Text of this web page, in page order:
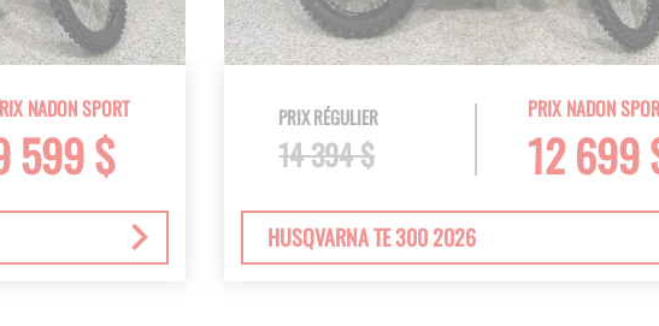
NADON SPORT
599 $
PRIX NADON
12 699
PRIX RÉGULIER
14 394 $
HUSQVARNA TE 300 2026